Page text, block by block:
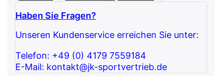
Haben Sie Fragen?
Unseren Kundenservice erreichen Sie unter:
Telefon: +49 (0) 4179 7559184
E-Mail: kontakt@jk-sportvertrieb.de